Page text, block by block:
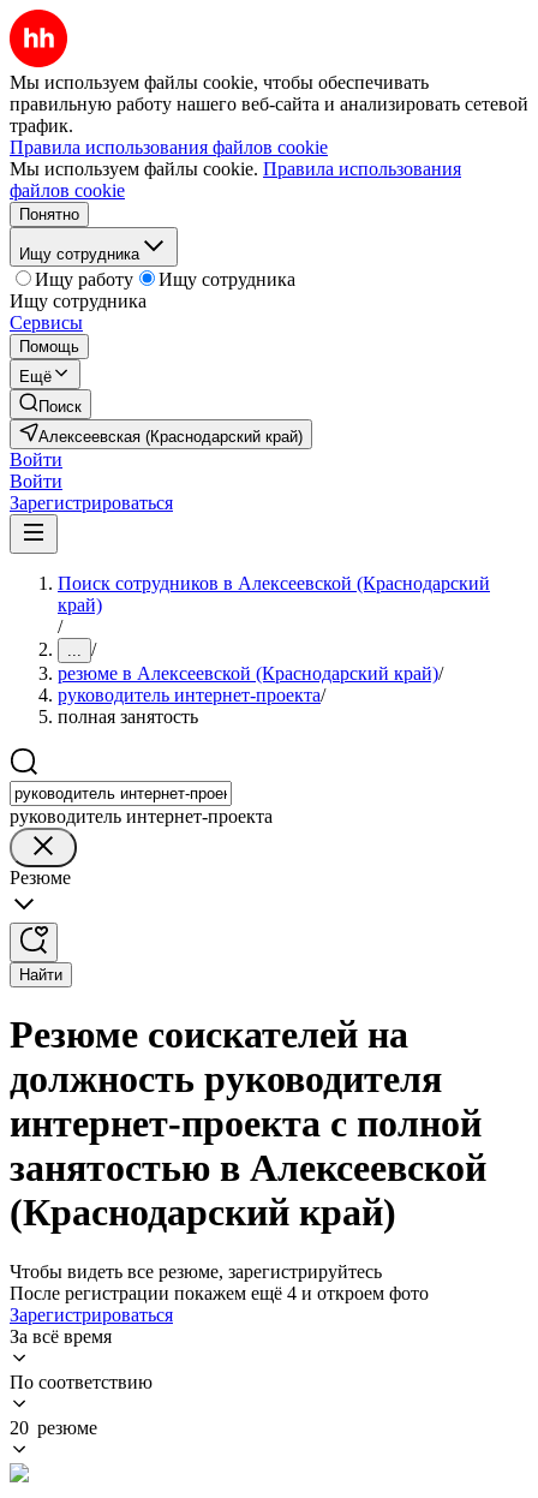
Мы используем файлы cookie, чтобы обеспечивать
правильную работу нашего веб-сайта и анализировать сетевой
трафик.
Правила использования файлов cookie
Мы используем файлы cookie. Правила использования
файлов cookie
Понятно
Ищу сотрудника
Ищу работу
Ищу сотрудника
Ищу сотрудника
Сервисы
Помощь
Ещё
Поиск
Алексеевская (Краснодарский край)
Войти
Войти
Зарегистрироваться
Поиск сотрудников в Алексеевской (Краснодарский
край)
/
... /
резюме в Алексеевской (Краснодарский край)/
руководитель интернет-проекта/
полная занятость
руководитель интернет-проекта
Резюме
Найти
Резюме соискателей на
должность руководителя
интернет-проекта с полной
занятостью в Алексеевской
(Краснодарский край)
Чтобы видеть все резюме, зарегистрируйтесь
После регистрации покажем ещё 4 и откроем фото
Зарегистрироваться
За всё время
По соответствию
20 резюме